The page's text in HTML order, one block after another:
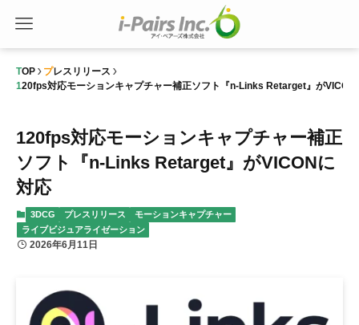
TOP
プレスリリース
120fps対応モーションキャプチャー補正ソフト『n-Links Retarget』がVICON
120fps対応モーションキャプチャー補正
ソフト『n-Links Retarget』がVICONに
対応
3DCG プレスリリース
モーションキャプチャー
ライブビジュアライゼーション
2026年6月11日